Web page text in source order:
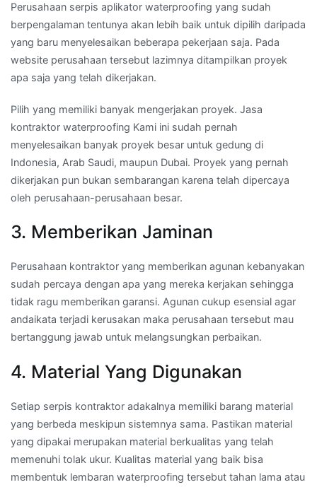
Perusahaan serpis aplikator waterproofing yang sudah
berpengalaman tentunya akan lebih baik untuk dipilih daripada
yang baru menyelesaikan beberapa pekerjaan saja. Pada
website perusahaan tersebut lazimnya ditampilkan proyek
apa saja yang telah dikerjakan.
Pilih yang memiliki banyak mengerjakan proyek. Jasa
kontraktor waterproofing Kami ini sudah pernah
menyelesaikan banyak proyek besar untuk gedung di
Indonesia, Arab Saudi, maupun Dubai. Proyek yang pernah
dikerjakan pun bukan sembarangan karena telah dipercaya
oleh perusahaan-perusahaan besar.
3. Memberikan Jaminan
Perusahaan kontraktor yang memberikan agunan kebanyakan
sudah percaya dengan apa yang mereka kerjakan sehingga
tidak ragu memberikan garansi. Agunan cukup esensial agar
andaikata terjadi kerusakan maka perusahaan tersebut mau
bertanggung jawab untuk melangsungkan perbaikan.
4. Material Yang Digunakan
Setiap serpis kontraktor adakalnya memiliki barang material
yang berbeda meskipun sistemnya sama. Pastikan material
yang dipakai merupakan material berkualitas yang telah
memenuhi tolak ukur. Kualitas material yang baik bisa
membentuk lembaran waterproofing tersebut tahan lama atau